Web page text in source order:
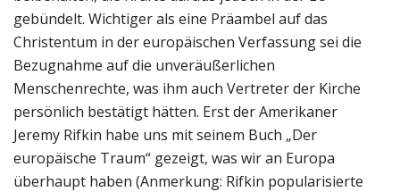
gebündelt. Wichtiger als eine Präambel auf das
Christentum in der europäischen Verfassung sei die
Bezugnahme auf die unveräußerlichen
Menschenrechte, was ihm auch Vertreter der Kirche
persönlich bestätigt hätten. Erst der Amerikaner
Jeremy Rifkin habe uns mit seinem Buch „Der
europäische Traum“ gezeigt, was wir an Europa
überhaupt haben (Anmerkung: Rifkin popularisierte